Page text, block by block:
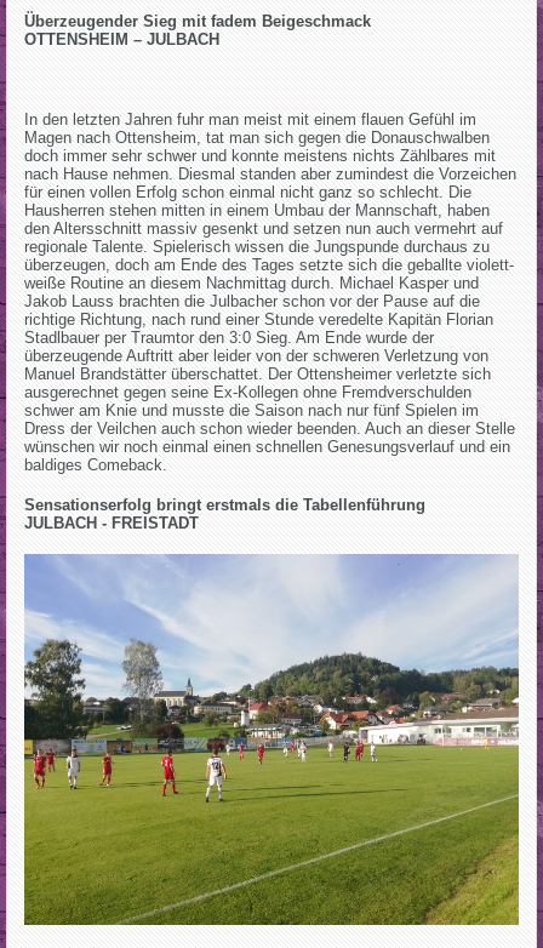
Überzeugender Sieg mit fadem Beigeschmack
OTTENSHEIM – JULBACH
In den letzten Jahren fuhr man meist mit einem flauen Gefühl im
Magen nach Ottensheim, tat man sich gegen die Donauschwalben
doch immer sehr schwer und konnte meistens nichts Zählbares mit
nach Hause nehmen. Diesmal standen aber zumindest die Vorzeichen
für einen vollen Erfolg schon einmal nicht ganz so schlecht. Die
Hausherren stehen mitten in einem Umbau der Mannschaft, haben
den Altersschnitt massiv gesenkt und setzen nun auch vermehrt auf
regionale Talente. Spielerisch wissen die Jungspunde durchaus zu
überzeugen, doch am Ende des Tages setzte sich die geballte violett-
weiße Routine an diesem Nachmittag durch. Michael Kasper und
Jakob Lauss brachten die Julbacher schon vor der Pause auf die
richtige Richtung, nach rund einer Stunde veredelte Kapitän Florian
Stadlbauer per Traumtor den 3:0 Sieg. Am Ende wurde der
überzeugende Auftritt aber leider von der schweren Verletzung von
Manuel Brandstätter überschattet. Der Ottensheimer verletzte sich
ausgerechnet gegen seine Ex-Kollegen ohne Fremdverschulden
schwer am Knie und musste die Saison nach nur fünf Spielen im
Dress der Veilchen auch schon wieder beenden. Auch an dieser Stelle
wünschen wir noch einmal einen schnellen Genesungsverlauf und ein
baldiges Comeback.
Sensationserfolg bringt erstmals die Tabellenführung
JULBACH - FREISTADT